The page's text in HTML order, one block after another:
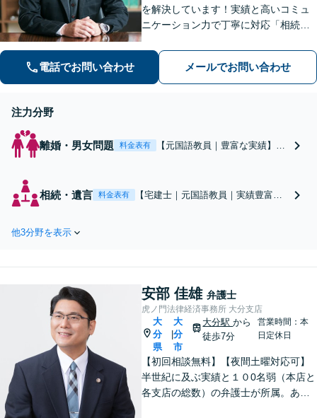
を解決しています！実績と高いコミュ
ニケーション力で丁寧に対応「相続／
からの未払い賃料回収）／刑事事件
（私選）」のご相談はお任せください
【事前予約で土日・夜間対応可】【大
電話でお問い合わせ メールでお問い合わせ
注力分野
離婚・男女問題 料金表有
【元国語教員｜豊富な実績】
納得できるまで真摯に向き合い
相続・遺言 料金表有
【宅建士｜元国語教員｜実績豊富】
携しワンストップの解決を！ 迅速か
土日夜間可】
他3分野を表示
安部 佳雄 弁護士
虎ノ門法律経済事務所 大分支店
大
分
県
大
分
市
大分駅から
徒歩7分
営業時間：本
日定休日
【初回相談無料】【夜間土曜対応可】
半世紀に及ぶ実績と１０0名弱（本店と
各支店の総数）の弁護士が所属。あな